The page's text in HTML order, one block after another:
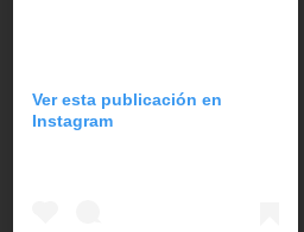
Ver esta publicación en
Instagram